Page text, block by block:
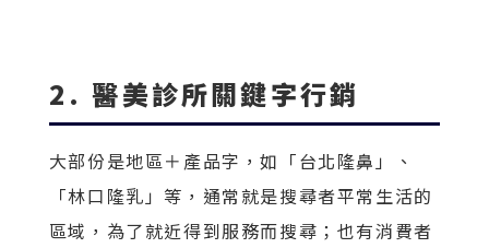
2. 醫美診所關鍵字行銷
大部份是地區＋產品字，如「台北隆鼻」、
「林口隆乳」等，通常就是搜尋者平常生活的
區域，為了就近得到服務而搜尋；也有消費者